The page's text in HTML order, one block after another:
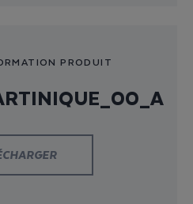
PRODUIT